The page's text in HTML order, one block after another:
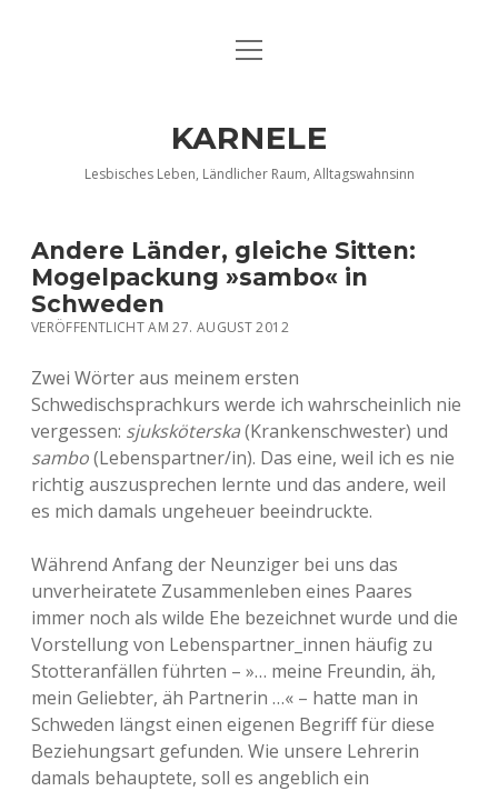
DATENSCHUTZERKLÄRUNG
Menü
KARNELE
Lesbisches Leben, Ländlicher Raum, Alltagswahnsinn
Andere Länder, gleiche Sitten:
Mogelpackung »sambo« in
Schweden
VERÖFFENTLICHT AM 27. AUGUST 2012
Zwei Wörter aus meinem ersten
Schwedischsprachkurs werde ich wahrscheinlich nie
vergessen: sjuksköterska(Krankenschwester) und
sambo(Lebenspartner/in). Das eine, weil ich es nie
richtig auszusprechen lernte und das andere, weil
es mich damals ungeheuer beeindruckte.
Während Anfang der Neunziger bei uns das
unverheiratete Zusammenleben eines Paares
immer noch als wilde Ehe bezeichnet wurde und die
Vorstellung von Lebenspartner_innen häufig zu
Stotteranfällen führten – »… meine Freundin, äh,
mein Geliebter, äh Partnerin …« – hatte man in
Schweden längst einen eigenen Begriff für diese
Beziehungsart gefunden. Wie unsere Lehrerin
damals behauptete, soll es angeblich ein